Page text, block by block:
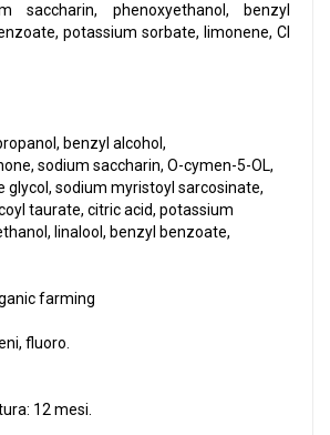
saccharin, phenoxyethanol, benzyl
potassium sorbate, limonene, CI
benzyl alcohol,
sodium saccharin, O-cymen-5-OL,
glycol, sodium myristoyl sarcosinate,
taurate, citric acid, potassium
linalool, benzyl benzoate,
farming
fluoro.
12 mesi.